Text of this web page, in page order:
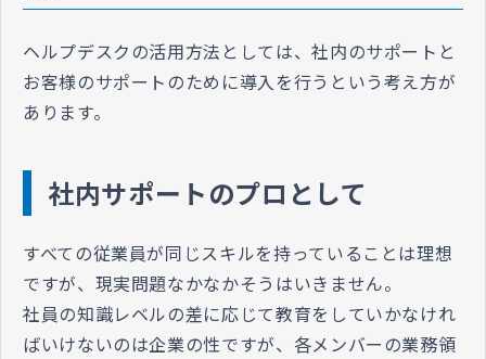
ヘルプデスクの活用方法としては、社内のサポートと
お客様のサポートのために導入を行うという考え方が
あります。
社内サポートのプロとして
すべての従業員が同じスキルを持っていることは理想
ですが、現実問題なかなかそうはいきません。
社員の知識レベルの差に応じて教育をしていかなけれ
ばいけないのは企業の性ですが、各メンバーの業務領